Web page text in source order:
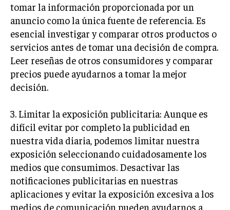
GESTIÓN DE OPERACIONES Y CADENA DE
SUMINISTRO
LOGÍSTICA EMPRESARIAL
CALIDAD Y MEJORA CONTINUA
TALENTOS
RECURSOS HUMANOS Y GESTIÓN DEL
COMPENSACIÓN Y BENEFICIOS
RECLUTAMIENTO Y SELECCIÓN
DESARROLLO DE PERSONAL
GESTIÓN DEL DESEMPEÑO
CULTURA Y CLIMA ORGANIZACIONAL
tomar la información proporcionada por un
anuncio como la única fuente de referencia. Es
esencial investigar y comparar otros productos o
servicios antes de tomar una decisión de compra.
Leer reseñas de otros consumidores y comparar
precios puede ayudarnos a tomar la mejor
decisión.
3. Limitar la exposición publicitaria: Aunque es
difícil evitar por completo la publicidad en
nuestra vida diaria, podemos limitar nuestra
exposición seleccionando cuidadosamente los
medios que consumimos. Desactivar las
notificaciones publicitarias en nuestras
aplicaciones y evitar la exposición excesiva a los
medios de comunicación pueden ayudarnos a